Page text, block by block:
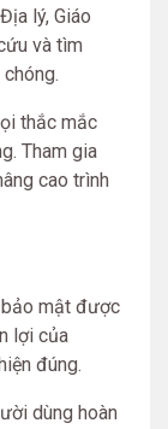
lý, Giáo
và tìm
thắc mắc
Tham gia
cao trình
mật được
lợi của
đúng.
dùng hoàn